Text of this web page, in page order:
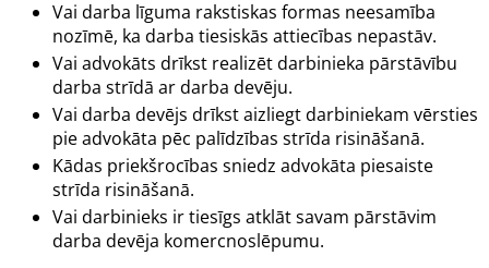
Vai darba līguma rakstiskas formas neesamība
nozīmē, ka darba tiesiskās attiecības nepastāv.
Vai advokāts drīkst realizēt darbinieka pārstāvību
darba strīdā ar darba devēju.
Vai darba devējs drīkst aizliegt darbiniekam vērsties
pie advokāta pēc palīdzības strīda risināšanā.
Kādas priekšrocības sniedz advokāta piesaiste
strīda risināšanā.
Vai darbinieks ir tiesīgs atklāt savam pārstāvim
darba devēja komercnoslēpumu.